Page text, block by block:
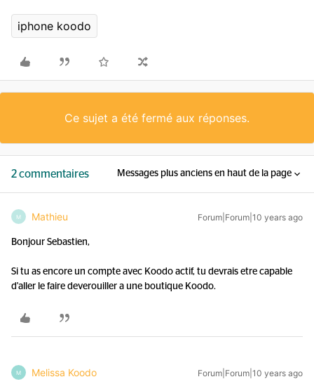
iphone koodo
Ce sujet a été fermé aux réponses.
2 commentaires Messages plus anciens en haut de la page
M Mathieu Forum|Forum|10 years ago
Bonjour Sebastien,
Si tu as encore un compte avec Koodo actif, tu devrais etre capable
d'aller le faire deverouiller a une boutique Koodo.
M Melissa Koodo Forum|Forum|10 years ago